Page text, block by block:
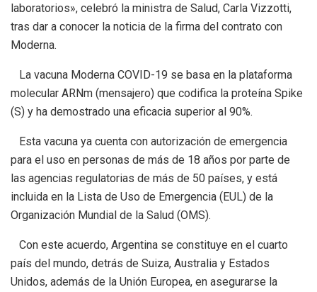
laboratorios», celebró la ministra de Salud, Carla Vizzotti,
tras dar a conocer la noticia de la firma del contrato con
Moderna.
La vacuna Moderna COVID-19 se basa en la plataforma
molecular ARNm (mensajero) que codifica la proteína Spike
(S) y ha demostrado una eficacia superior al 90%.
Esta vacuna ya cuenta con autorización de emergencia
para el uso en personas de más de 18 años por parte de
las agencias regulatorias de más de 50 países, y está
incluida en la Lista de Uso de Emergencia (EUL) de la
Organización Mundial de la Salud (OMS).
Con este acuerdo, Argentina se constituye en el cuarto
país del mundo, detrás de Suiza, Australia y Estados
Unidos, además de la Unión Europea, en asegurarse la